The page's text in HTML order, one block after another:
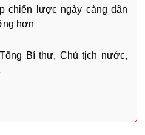
chiến lược ngày càng dân
hơn
Bí thư, Chủ tịch nước,